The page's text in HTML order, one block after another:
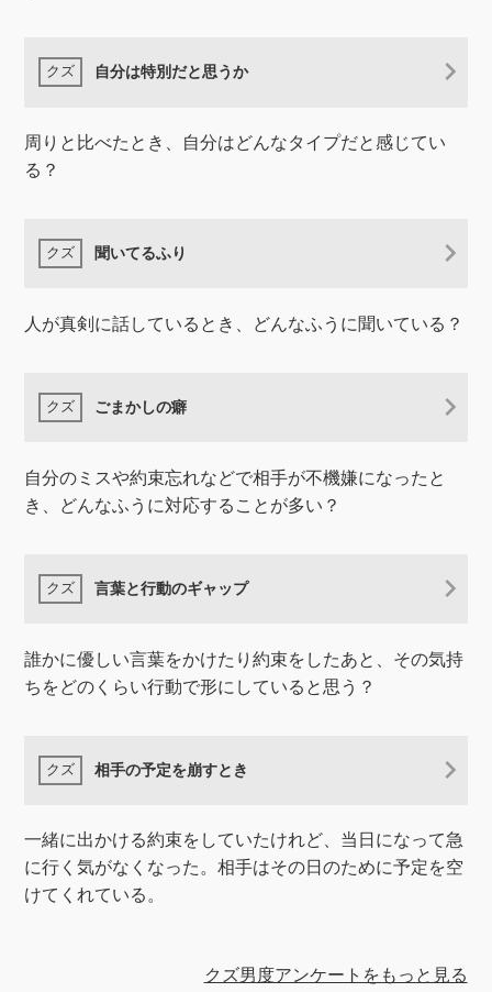
自分は特別だと思うか
周りと比べたとき、自分はどんなタイプだと感じてい
る？
聞いてるふり
人が真剣に話しているとき、どんなふうに聞いている？
ごまかしの癖
自分のミスや約束忘れなどで相手が不機嫌になったと
き、どんなふうに対応することが多い？
言葉と行動のギャップ
誰かに優しい言葉をかけたり約束をしたあと、その気持
ちをどのくらい行動で形にしていると思う？
相手の予定を崩すとき
一緒に出かける約束をしていたけれど、当日になって急
に行く気がなくなった。相手はその日のために予定を空
けてくれている。
クズ男度アンケートをもっと見る